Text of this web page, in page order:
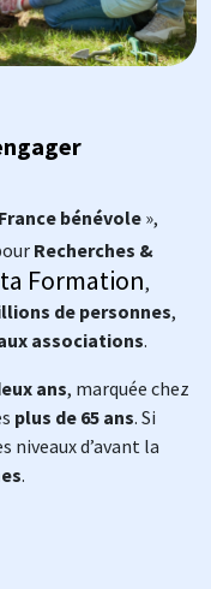
bénévole »,
Recherches &
Formation,
de personnes,
associations.
ans, marquée chez
plus de 65 ans. Si
niveaux d’avant la
.